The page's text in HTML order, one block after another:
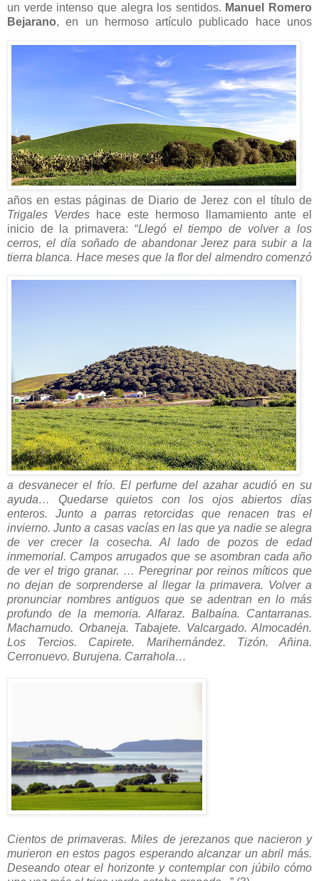
un verde intenso que alegra los sentidos. Manuel Romero
Bejarano, en un hermoso artículo publicado hace unos
años en estas páginas de Diario de Jerez con el título de
Trigales Verdes hace este hermoso llamamiento ante el
inicio de la primavera: “Llegó el tiempo de volver a los
cerros, el día soñado de abandonar Jerez para subir a la
tierra blanca. Hace meses que la flordel almendro comenzó
a desvanecer el frío. El perfume del azahar acudió en su
ayuda… Quedarse quietos con los ojos abiertos días
enteros. Junto a parras retorcidas que renacen tras el
invierno. Junto a casas vacías en las que ya nadie se alegra
de ver crecer la cosecha. Al lado de pozos de edad
inmemorial. Campos arrugados que se asombran cada año
de ver el trigo granar. … Peregrinar por reinos míticos que
no dejan de sorprenderse al llegar la primavera. Volver a
pronunciar nombres antiguos que se adentran en lo más
profundo de la memoria. Alfaraz. Balbaína. Cantarranas.
Macharnudo. Orbaneja. Tabajete. Valcargado. Almocadén.
Los Tercios. Capirete. Marihernández. Tizón. Añina.
Cerronuevo. Burujena. Carrahola…
Cientos de primaveras. Miles de jerezanos que nacieron y
murieron en estos pagos esperando alcanzar un abril más.
Deseando otear el horizonte y contemplar con júbilo cómo